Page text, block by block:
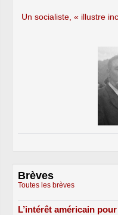
Un socialiste, « illustre
Brèves
Toutes les brèves
L’intérêt américain